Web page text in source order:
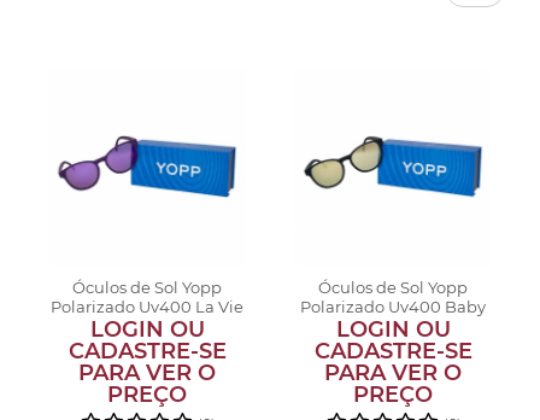
Óculos de Sol Yopp
Polarizado Uv400 La Vie
en Ro...
LOGIN OU
CADASTRE-SE
PARA VER O
PREÇO
Óculos de Sol Yopp
Polarizado Uv400 Baby
Bee 2.0
LOGIN OU
CADASTRE-SE
PARA VER O
PREÇO